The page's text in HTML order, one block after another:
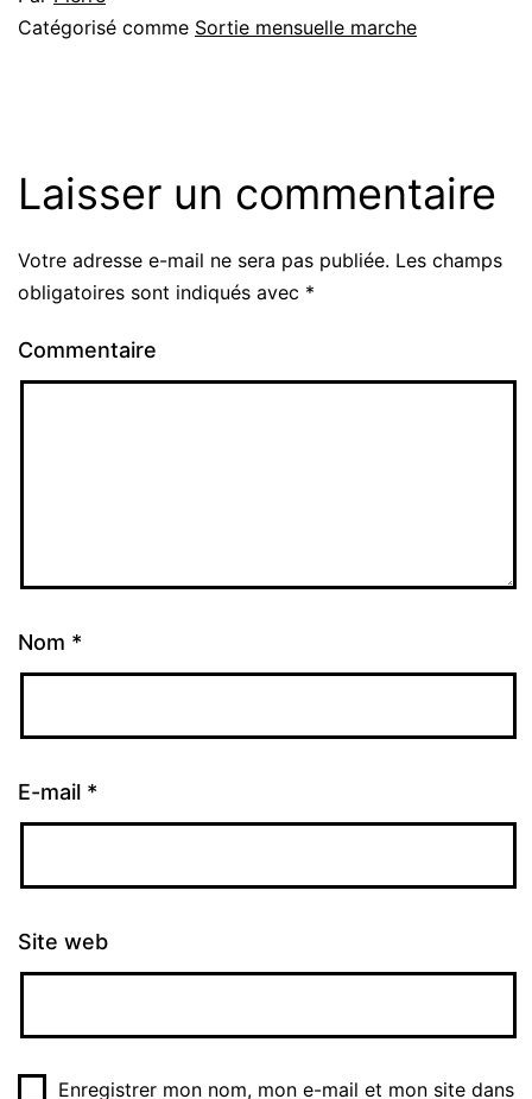
Catégorisé comme Sortie mensuelle marche
Laisser un commentaire
Votre adresse e-mail ne sera pas publiée. Les champs
obligatoires sont indiqués avec *
Commentaire
Nom *
E-mail *
Site web
Enregistrer mon nom, mon e-mail et mon site dans